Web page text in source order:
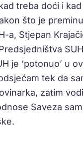
treba doći i
što je
a, Stjepan
je ‘potonuo’ u
tek da
zatim
Saveza